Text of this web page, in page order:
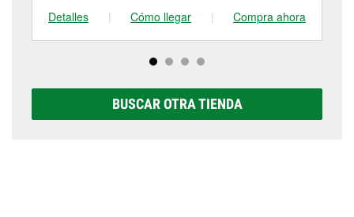
Detalles
| Cómo llegar | Compra ahora
BUSCAR OTRA TIENDA